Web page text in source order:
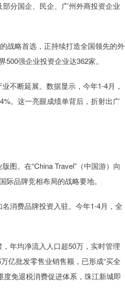
分国企、民企、广州外商投资企业
战略首选，正持续打造全国领先的外
强企业投资企业达362家。
不断延展。数据显示，今年1-4月，
。这一亮眼成绩单背后，折射出广
图。在“China Travel”（中国游）向
际品牌竞相布局的战略要地。
消费品牌投资入驻。今年1-4月，全
年均净流入人口超50万，实时管理
亿批发零售业销售额，已形成“买全
度免退税消费促进体系，珠江新城即